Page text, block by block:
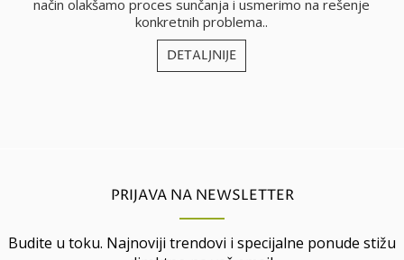
način olakšamo proces sunčanja i usmerimo na rešenje
konkretnih problema..
DETALJNIJE
PRIJAVA NA NEWSLETTER
Budite u toku. Najnoviji trendovi i specijalne ponude stižu